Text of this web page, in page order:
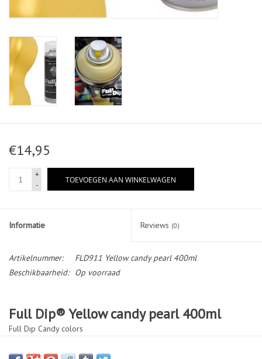
€14,95
+
-
TOEVOEGEN AAN WINKELWAGEN
Informatie Reviews (0)
Artikelnummer:
FLD911 Yellow candy pearl 400ml
Beschikbaarheid:
Op voorraad
Full Dip® Yellow candy pearl 400ml
Full Dip Candy colors